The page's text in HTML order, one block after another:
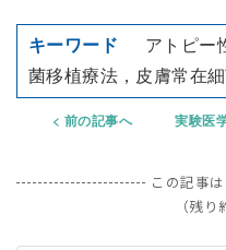
アトピー
菌移植療法，皮膚常在
前の記事へ 実験医
この記事は
（残